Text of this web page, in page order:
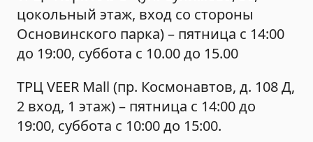
цокольный этаж, вход со стороны
Основинского парка) – пятница с 14:00
до 19:00, суббота с 10.00 до 15.00
ТРЦ VEER Mall (пр. Космонавтов, д. 108 Д,
2 вход, 1 этаж) – пятница с 14:00 до
19:00, суббота с 10:00 до 15:00.